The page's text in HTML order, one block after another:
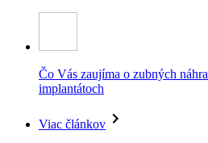
Čo Vás zaujíma o zubných
implantátoch
Viac článkov